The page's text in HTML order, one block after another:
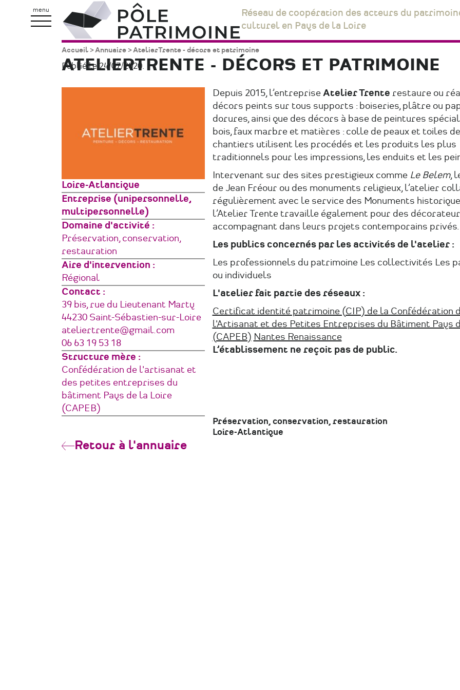
menu
Pôle
Patrimoine
Réseau de coopération des acteurs du
culturel en Pays de la Loire
Fil
Accueil Annuaire AtelierTrente - décors et patrimoine
ATELIERTRENTE - DÉCORS ET PATRIMOINE
Publié le 24/07/2020.
Zone
géographique
Loire-Atlantique
Type
de
structure
Entreprise (unipersonnelle,
multipersonnelle)
Domaine d'activité
Préservation, conservation,
restauration
Aire d'intervention
Régional
Contact :
Adresse
39 bis, rue du Lieutenant Marty
44230 Saint-Sébastien-sur-Loire
France
Courriel
ateliertrente@gmail.com
Téléphone
06 63 19 53 18
Structure mère
Confédération de l'artisanat et
des petites entreprises du
bâtiment Pays de la Loire
(CAPEB)
Depuis 2015, l’entreprise Atelier Trente restaure ou
décors peints sur tous supports : boiseries, plâtre ou
dorures, ainsi que des décors à base de peintures
bois, faux marbre et matières : colle de peaux et toiles
chantiers utilisent les procédés et les produits les plus
traditionnels pour les impressions, les enduits et les
Intervenant sur des sites prestigieux comme Le Belem,
de Jean Fréour ou des monuments religieux, l’atelier
régulièrement avec le service des Monuments
l’Atelier Trente travaille également pour des
accompagnant dans leurs projets contemporains privés.
Les publics concernés par les activités de l'atelier :
Les professionnels du patrimoine Les collectivités Les
ou individuels
L'atelier fait partie des réseaux :
Certificat identité patrimoine (CIP) de la Confédération
l'Artisanat et des Petites Entreprises du Bâtiment Pays
(CAPEB) Nantes Renaissance
L’établissement ne reçoit pas de public.
Préservation, conservation, restauration
Loire-Atlantique
Retour à l'annuaire